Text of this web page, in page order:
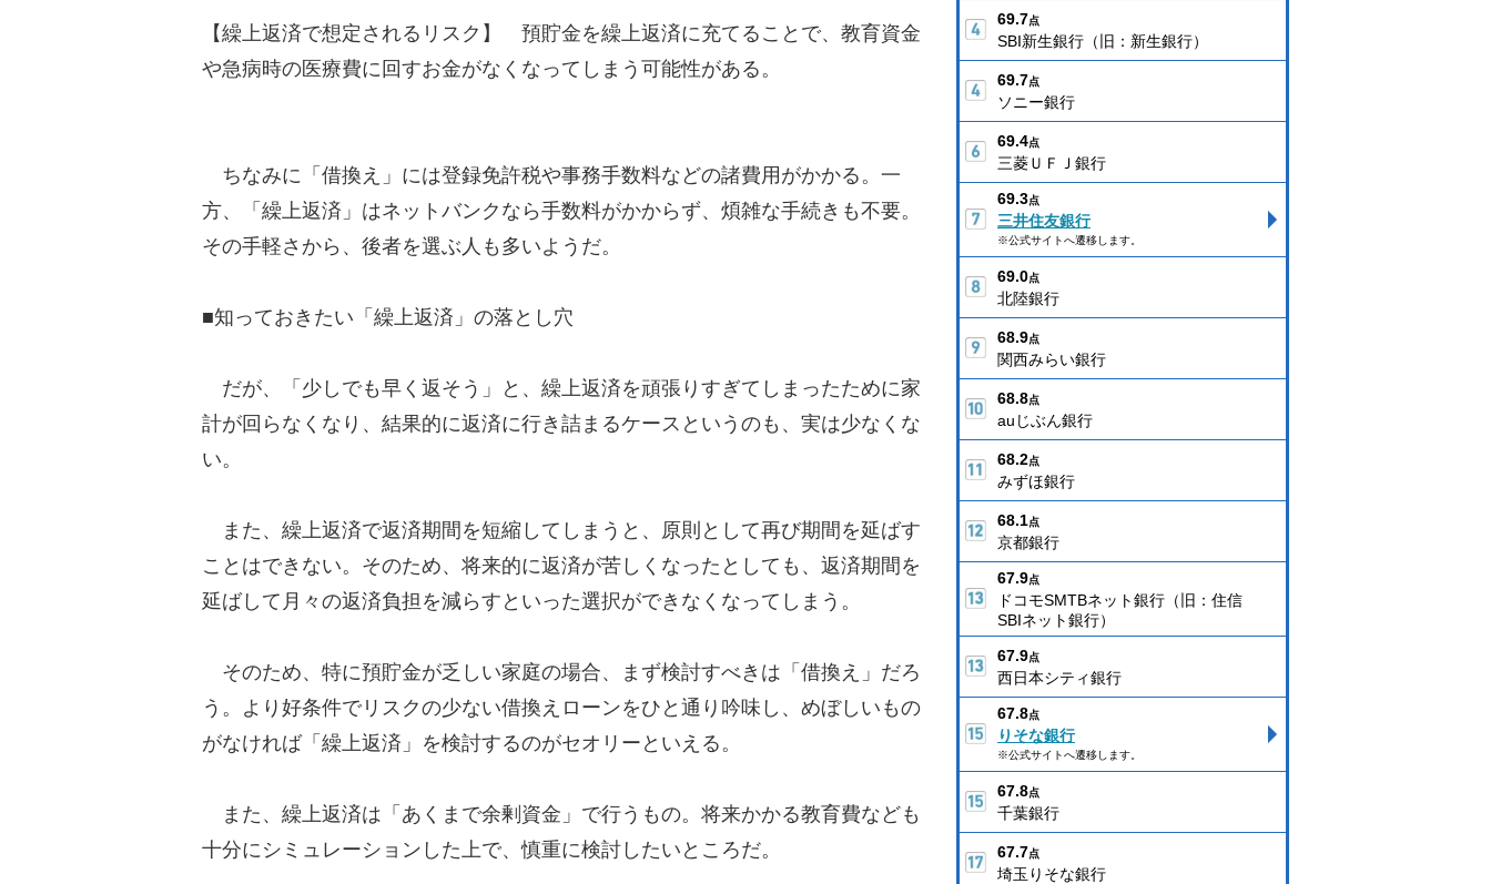
【繰上返済で想定されるリスク】 預貯金を繰上返済に充てることで、教育資金
や急病時の医療費に回すお金がなくなってしまう可能性がある。
ちなみに「借換え」には登録免許税や事務手数料などの諸費用がかかる。一
方、「繰上返済」はネットバンクなら手数料がかからず、煩雑な手続きも不要。
その手軽さから、後者を選ぶ人も多いようだ。
■知っておきたい「繰上返済」の落とし穴
だが、「少しでも早く返そう」と、繰上返済を頑張りすぎてしまったために家
計が回らなくなり、結果的に返済に行き詰まるケースというのも、実は少なくな
い。
また、繰上返済で返済期間を短縮してしまうと、原則として再び期間を延ばす
ことはできない。そのため、将来的に返済が苦しくなったとしても、返済期間を
延ばして月々の返済負担を減らすといった選択ができなくなってしまう。
そのため、特に預貯金が乏しい家庭の場合、まず検討すべきは「借換え」だろ
う。より好条件でリスクの少ない借換えローンをひと通り吟味し、めぼしいもの
がなければ「繰上返済」を検討するのがセオリーといえる。
また、繰上返済は「あくまで余剰資金」で行うもの。将来かかる教育費なども
十分にシミュレーションした上で、慎重に検討したいところだ。
69.7点
SBI新生銀行（旧：新生銀行）
69.7点
ソニー銀行
69.4点
三菱ＵＦＪ銀行
69.3点
三井住友銀行
※公式サイトへ遷移します。
69.0点
北陸銀行
68.9点
関西みらい銀行
68.8点
auじぶん銀行
68.2点
みずほ銀行
68.1点
京都銀行
67.9点
ドコモSMTBネット銀行（旧：住信
SBIネット銀行）
67.9点
西日本シティ銀行
67.8点
りそな銀行
※公式サイトへ遷移します。
67.8点
千葉銀行
67.7点
埼玉りそな銀行